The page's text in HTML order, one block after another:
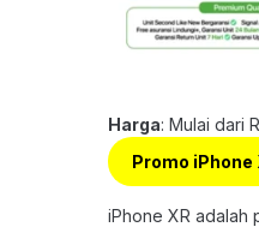
Harga: Mulai dari
Promo iPhone
iPhone XR adalah